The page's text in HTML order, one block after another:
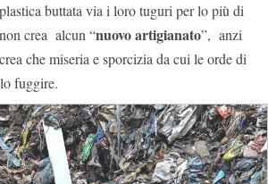
buttata via i loro tuguri per lo più di
crea alcun “nuovo artigianato”, anzi
che miseria e sporcizia da cui le orde di
fuggire.